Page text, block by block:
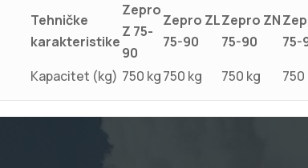
Tehničke
karakteristike
Zepro
Z 75-
90
Zepro ZL
75-90
Zepro ZN
75-90
75-
Kapacitet (kg) 750 kg750 kg 750 kg 750